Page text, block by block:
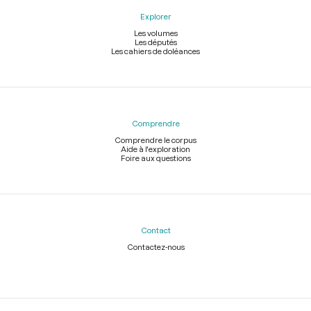
Explorer
Les volumes
Les députés
Les cahiers de doléances
Comprendre
Comprendre le corpus
Aide à l'exploration
Foire aux questions
Contact
Contactez-nous
Légal